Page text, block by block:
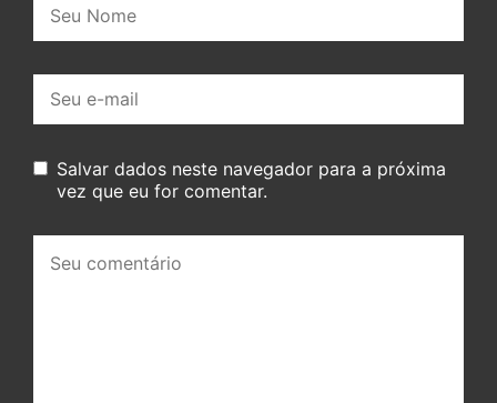
mail:
Salvar dados neste navegador para a próxima
vez que eu for comentar.
comentário: